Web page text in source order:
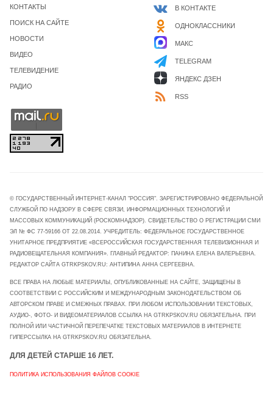
КОНТАКТЫ
ПОИСК НА САЙТЕ
НОВОСТИ
ВИДЕО
ТЕЛЕВИДЕНИЕ
РАДИО
В КОНТАКТЕ
ОДНОКЛАССНИКИ
МАКС
TELEGRAM
ЯНДЕКС ДЗЕН
RSS
© ГОСУДАРСТВЕННЫЙ ИНТЕРНЕТ-КАНАЛ "РОССИЯ". ЗАРЕГИСТРИРОВАНО ФЕДЕРАЛЬНОЙ
СЛУЖБОЙ ПО НАДЗОРУ В СФЕРЕ СВЯЗИ, ИНФОРМАЦИОННЫХ ТЕХНОЛОГИЙ И
МАССОВЫХ КОММУНИКАЦИЙ (РОСКОМНАДЗОР). СВИДЕТЕЛЬСТВО О РЕГИСТРАЦИИ СМИ
ЭЛ № ФС 77-59166 ОТ 22.08.2014. УЧРЕДИТЕЛЬ: ФЕДЕРАЛЬНОЕ ГОСУДАРСТВЕННОЕ
УНИТАРНОЕ ПРЕДПРИЯТИЕ «ВСЕРОССИЙСКАЯ ГОСУДАРСТВЕННАЯ ТЕЛЕВИЗИОННАЯ И
РАДИОВЕЩАТЕЛЬНАЯ КОМПАНИЯ». ГЛАВНЫЙ РЕДАКТОР: ПАНИНА ЕЛЕНА ВАЛЕРЬЕВНА.
РЕДАКТОР САЙТА GTRKPSKOV.RU: АНТИПИНА АННА СЕРГЕЕВНА.
ВСЕ ПРАВА НА ЛЮБЫЕ МАТЕРИАЛЫ, ОПУБЛИКОВАННЫЕ НА САЙТЕ, ЗАЩИЩЕНЫ В
СООТВЕТСТВИИ С РОССИЙСКИМ И МЕЖДУНАРОДНЫМ ЗАКОНОДАТЕЛЬСТВОМ ОБ
АВТОРСКОМ ПРАВЕ И СМЕЖНЫХ ПРАВАХ. ПРИ ЛЮБОМ ИСПОЛЬЗОВАНИИ ТЕКСТОВЫХ,
АУДИО-, ФОТО- И ВИДЕОМАТЕРИАЛОВ ССЫЛКА НА GTRKPSKOV.RU ОБЯЗАТЕЛЬНА. ПРИ
ПОЛНОЙ ИЛИ ЧАСТИЧНОЙ ПЕРЕПЕЧАТКЕ ТЕКСТОВЫХ МАТЕРИАЛОВ В ИНТЕРНЕТЕ
ГИПЕРССЫЛКА НА GTRKPSKOV.RU ОБЯЗАТЕЛЬНА.
ДЛЯ ДЕТЕЙ СТАРШЕ 16 ЛЕТ.
ПОЛИТИКА ИСПОЛЬЗОВАНИЯ ФАЙЛОВ COOKIE